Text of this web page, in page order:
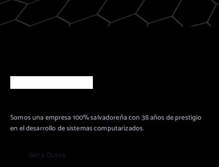
Somos una empresa 100% salvadoreña con 38 años de prestigio
en el desarrollo de sistemas computarizados.
Get a Quote